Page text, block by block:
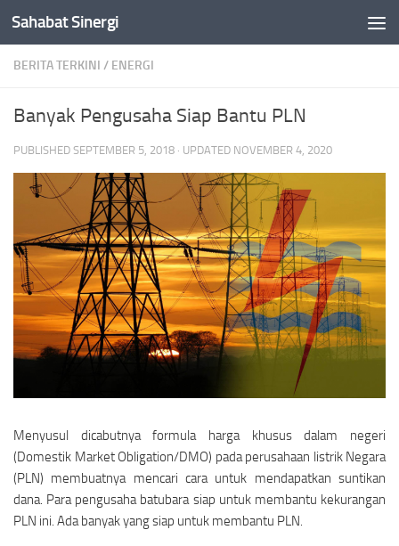
Skip to content
Sahabat Sinergi
BERITA TERKINI / ENERGI
Banyak Pengusaha Siap Bantu PLN
PUBLISHED SEPTEMBER 5, 2018 · UPDATED NOVEMBER 4, 2020
Menyusul dicabutnya formula harga khusus dalam negeri
(Domestik Market Obligation/DMO) pada perusahaan listrik Negara
(PLN) membuatnya mencari cara untuk mendapatkan suntikan
dana. Para pengusaha batubara siap untuk membantu kekurangan
PLN ini. Ada banyak yang siap untuk membantu PLN.